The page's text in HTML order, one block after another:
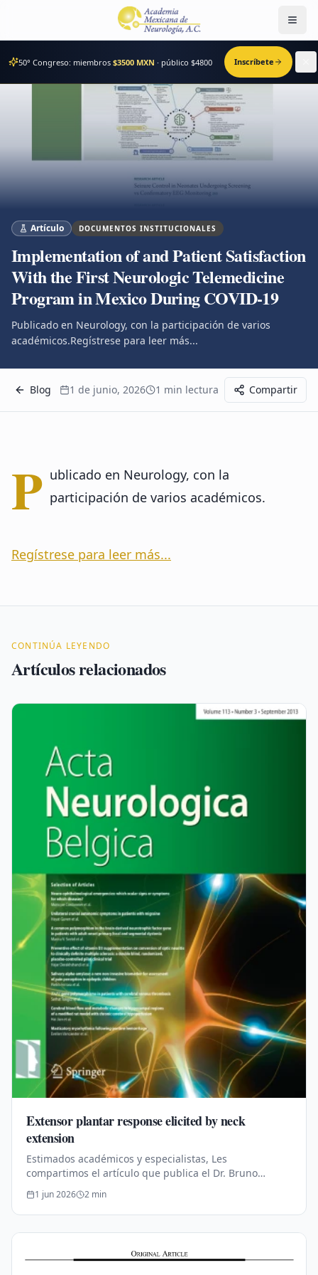
50° Congreso: miembros $3500 MXN · público $4800 Inscríbete
Artículo DOCUMENTOS INSTITUCIONALES
Implementation of and Patient Satisfaction
With the First Neurologic Telemedicine
Program in Mexico During COVID-19
Publicado en Neurology, con la participación de varios
académicos.Regístrese para leer más...
Blog 1 de junio, 2026 1 min lectura Compartir
P ublicado en Neurology, con la
participación de varios académicos.
Regístrese para leer más...
CONTINÚA LEYENDO
Artículos relacionados
Extensor plantar response elicited by neck
extension
Estimados académicos y especialistas, Les
compartimos el artículo que publica el Dr. Bruno
Estañol. Publicado en conjunto con los doctores: Dr.
José Luis Mendizábal‑Méndez, Dr.…
1 jun 2026 2 min